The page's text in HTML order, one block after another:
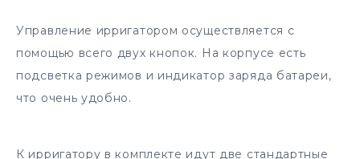
Управление ирригатором осуществляется с
помощью всего двух кнопок. На корпусе есть
подсветка режимов и индикатор заряда батареи,
что очень удобно.
К ирригатору в комплекте идут две стандартные